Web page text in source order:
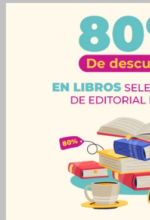
Productos que te